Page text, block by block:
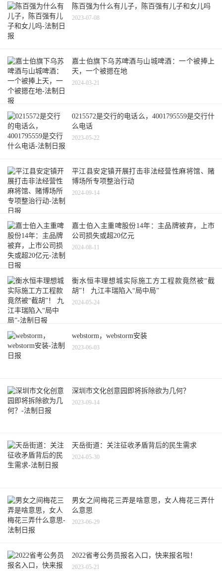
陈百强为什么有儿子，陈百强有儿子和女儿吗
2023-07-08
嘉士伯旗下乌苏啤酒与山城啤酒：一个被捧上
天，一个被摁在地
2024-03-21
0215572是交行的电话么，4001795559是交行什
么电话
2023-05-22
平江县安定镇开展打击非法经营性麻将馆、赌
博场所专项整治行动
2024-09-14
嘉士伯入主重啤股份14年：主品牌被弃，上市
公司损失或超20亿元
2024-08-11
衡水恒丰理想城实际施工方工程款竟然被“截
胡”！ 九江丰瑞陷入“局中局”
2024-05-24
webstorm，webstorm安装
2023-06-03
深圳市文化创意园即将拆除欲为几何？
2023-09-14
天岳街道：关注征收矛盾背后的民生需求
2024-05-30
男女之间梅花三弄是啥意思，女人梅花三弄什
么意思
2023-06-29
2022省考公务员报名入口，快来报名啦！
2023-05-21